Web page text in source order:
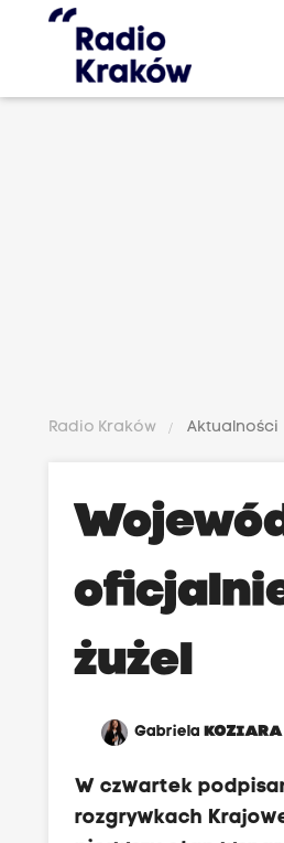
Radio Kraków Aktualności
żużel
GabrielaKOZIARA
W czwartek
rozgrywkach